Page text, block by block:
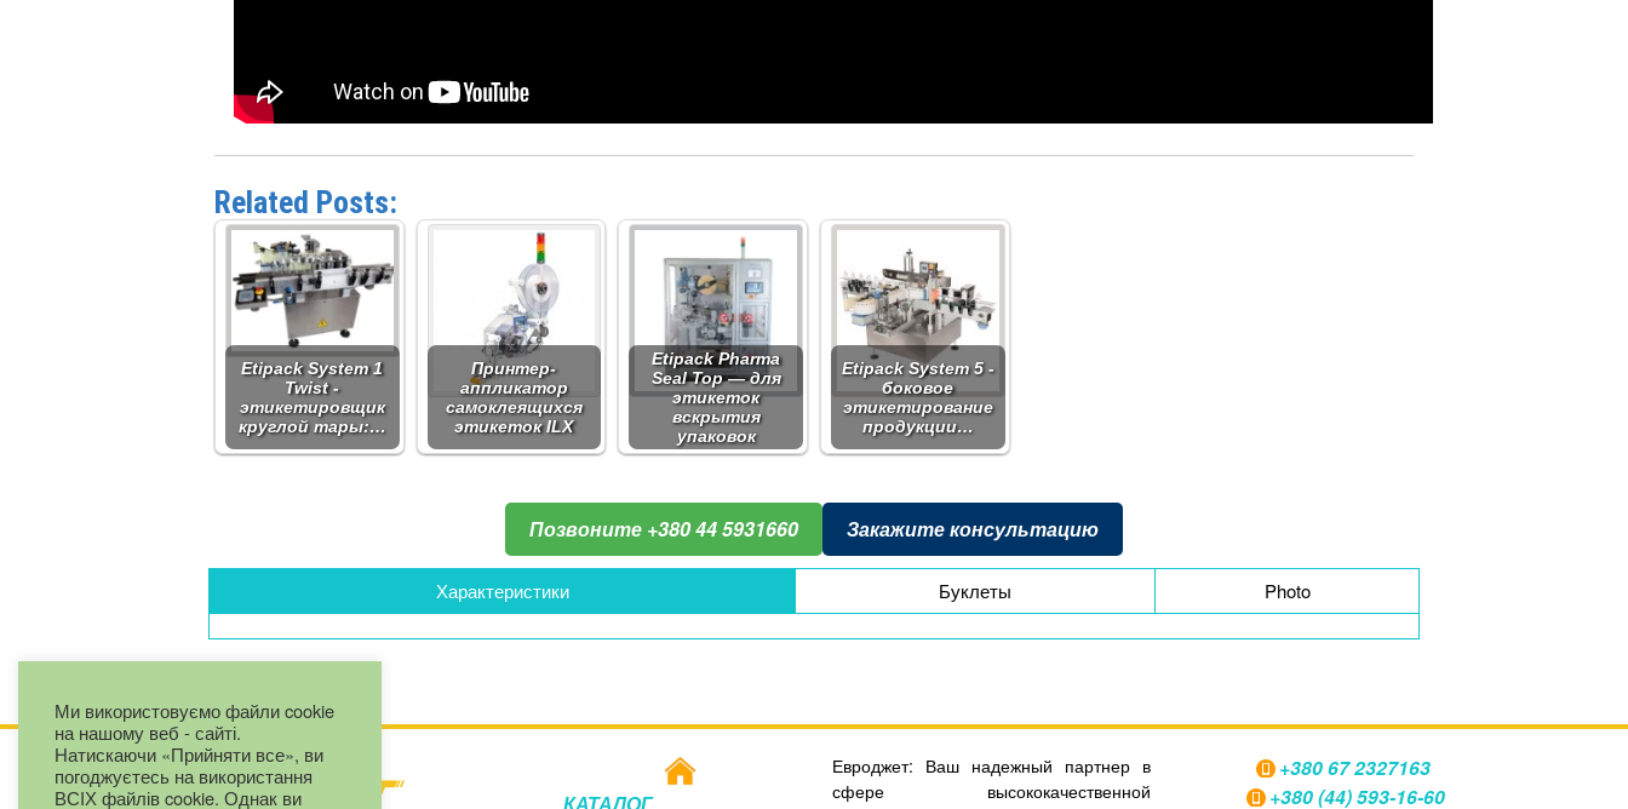
Related Posts:
Etipack System 1
Twist -
этикетировщик
круглой тары:…
Принтер-
аппликатор
самоклеящихся
этикеток ILX
Etipack Pharma
Seal Top — для
этикеток
вскрытия
упаковок
Etipack System 5 -
боковое
этикетирование
продукции…
Позвоните +380 44 5931660 Закажите консультацию
Характеристики Буклеты Photo
КАТАЛОГ
Евроджет: Ваш надежный партнер в
сфере высококачественной
+380 67 2327163
+380 (44) 593-16-60
Ми використовуємо файли cookie
на нашому веб - сайті.
Натискаючи «Прийняти все», ви
погоджуєтесь на використання
ВСІХ файлів cookie. Однак ви